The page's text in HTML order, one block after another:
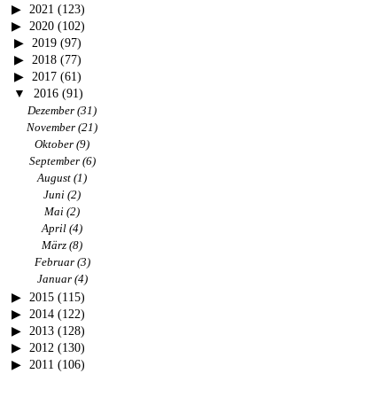
2021 (123)
2020(102)
2019 (97)
2018 (77)
2017 (61)
2016(91)
Dezember (31)
November (21)
Oktober (9)
September(6)
August (1)
Juni (2)
Mai (2)
April (4)
März (8)
Februar(3)
Januar(4)
2015(115)
2014(122)
2013(128)
2012 (130)
2011 (106)